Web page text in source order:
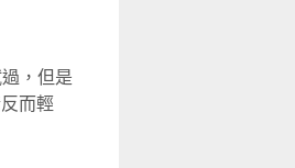
，但是
而輕